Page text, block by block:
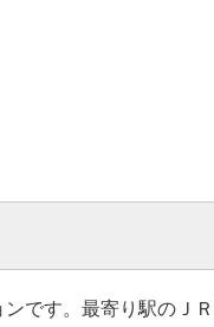
です。最寄り駅のＪ